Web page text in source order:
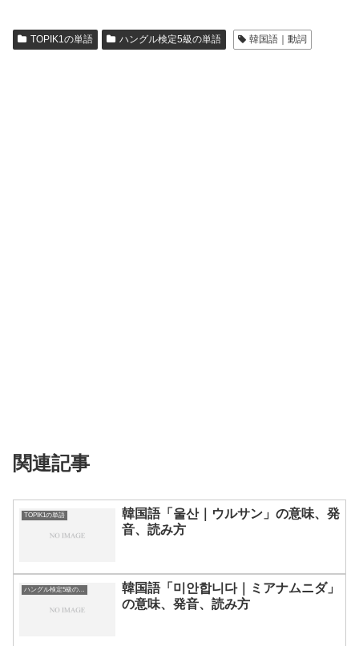
TOPIK1の単語 ハングル検定5級の単語 韓国語｜動詞
関連記事
TOPIK1の単語
韓国語「울산｜ウルサン」の意味、発
音、読み方
ハングル検定5級の単語
韓国語「미안합니다｜ミアナムニダ」
の意味、発音、読み方